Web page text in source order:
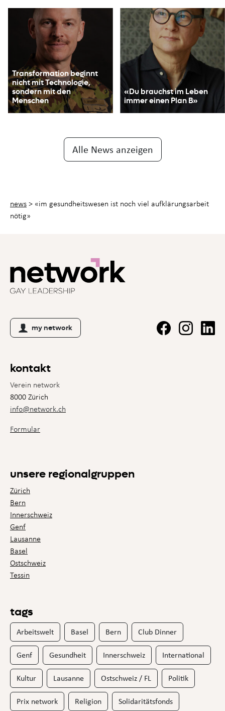
Transformation beginnt
nicht mit Technologie,
sondern mit den
Menschen
«Du brauchst im Leben
immer einen Plan B»
Alle News anzeigen
news > «im gesundheitswesen ist noch viel aufklärungsarbeit
nötig»
my network
kontakt
Verein network
8000 Zürich
info@network.ch
Formular
unsere regionalgruppen
Zürich
Bern
Innerschweiz
Genf
Lausanne
Basel
Ostschweiz
Tessin
tags
Arbeitswelt Basel Bern Club Dinner
Genf Gesundheit Innerschweiz International
Kultur Lausanne Ostschweiz / FL Politik
Prix network Religion Solidaritätsfonds